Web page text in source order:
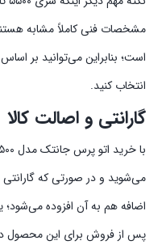
مشخصات فنی کاملاً مشابه
است؛ بنابراین می‌توانید بر
انتخاب کنید.
گارانتی و اصالت کالا
پس از فروش برای این محصول